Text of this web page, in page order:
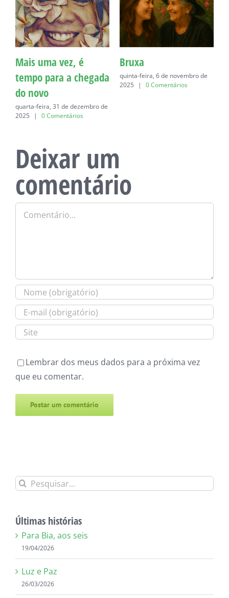
Mais uma vez, é
tempo para a chegada
do novo
quarta-feira, 31 de dezembro de
2025
| 0 Comentários
Bruxa
quinta-feira, 6 de novembro de
2025
| 0 Comentários
Deixar um
comentário
Comentário
Lembrar dos meus dados para a próxima vez
que eu comentar.
Buscar
Últimas histórias
Para Bia, aos seis
19/04/2026
Luz e Paz
26/03/2026